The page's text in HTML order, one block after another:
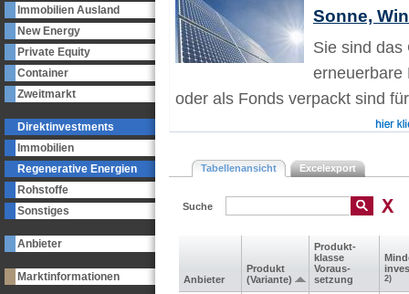
Immobilien Ausland
New Energy
Private Equity
Container
Zweitmarkt
Direktinvestments
Immobilien
Regenerative Energien
Rohstoffe
Sonstiges
Anbieter
Marktinformationen
Sonne,
Sie sind das
erneuerbare
oder als Fonds verpackt sind
Tabellenansicht Excelexport
Suche
Anbieter
Produkt
(Variante)
Produkt­
klasse
Voraus­
setzung
2)